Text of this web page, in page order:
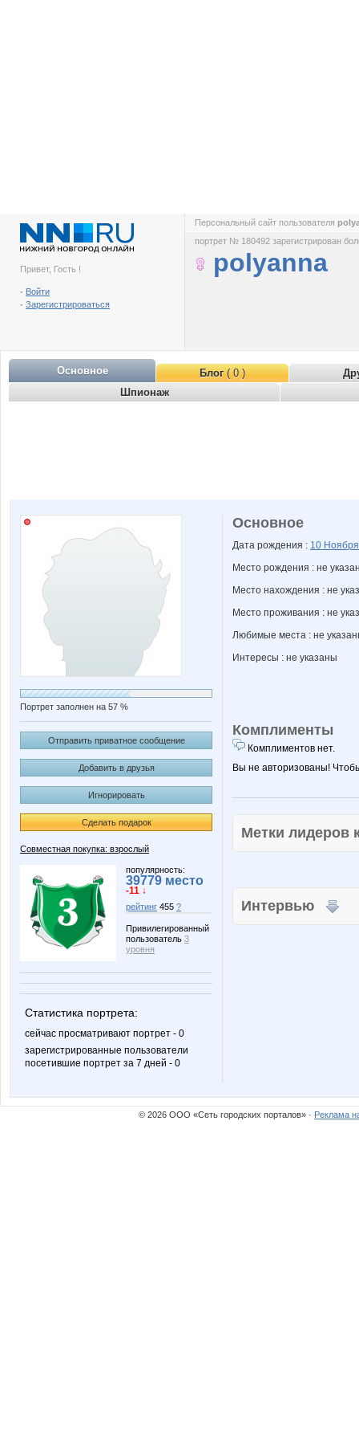
Привет, Гость !
- Войти
- Зарегистрироваться
Персональный сайт пользователя
портрет № 180492 зарегистрирован
polyanna
Основное Блог( 0 )
Шпионаж
Портрет заполнен на 57 %
Отправить приватное сообщение
Добавить в друзья
Игнорировать
Сделать подарок
Совместная покупка: взрослый
популярность:
39779 место
-11 ↓
рейтинг 455 ?
Привилегированный
пользователь 3
уровня
Статистика портрета:
сейчас просматривают портрет - 0
зарегистрированные пользователи
посетившие портрет за 7 дней - 0
Основное
Дата рождения : 10
Место рождения : не
Место нахождения : не
Место проживания : не
Любимые места : не
Интересы : не указаны
Комплименты
Комплиментов нет.
Вы не авторизованы!
Метки
Интервью
© 2026 ООО «Сеть городских порталов» · Реклама